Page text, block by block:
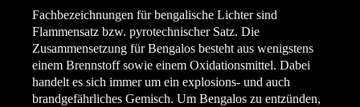
Fachbezeichnungen für bengalische Lichter sind
Flammensatz bzw. pyrotechnischer Satz. Die
Zusammensetzung für Bengalos besteht aus wenigstens
einem Brennstoff sowie einem Oxidationsmittel. Dabei
handelt es sich immer um ein explosions- und auch
brandgefährliches Gemisch. Um Bengalos zu entzünden,